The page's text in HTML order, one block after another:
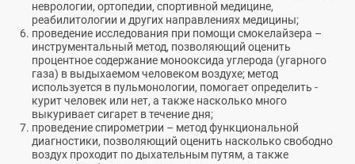
неврологии, ортопедии, спортивной медицине,
реабилитологии и других направлениях медицины;
проведение исследования при помощи смокелайзера –
инструментальный метод, позволяющий оценить
процентное содержание монооксида углерода (угарного
газа) в выдыхаемом человеком воздухе; метод
используется в пульмонологии, помогает определить -
курит человек или нет, а также насколько много
выкуривает сигарет в течение дня;
проведение спирометрии – метод функциональной
диагностики, позволяющий оценить насколько свободно
воздух проходит по дыхательным путям, а также